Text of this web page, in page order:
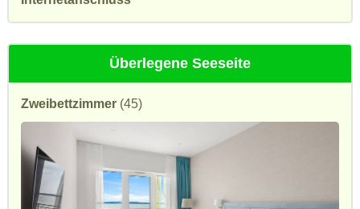
Überlegene Seeseite
Zweibettzimmer (45)